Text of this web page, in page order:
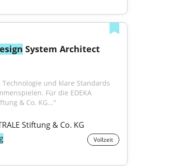
System Architect
, Technologie und klare Standards
Für die EDEKA
& Co. KG..."
Stiftung & Co. KG
Vollzeit